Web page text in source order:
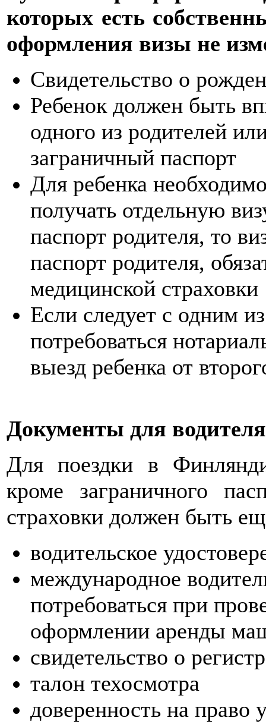
которых есть
оформления визы не
Свидетельство о
Ребенок должен быть
одного из родителей
заграничный паспорт
Для ребенка
получать отдельную
паспорт родителя, то
паспорт родителя,
медицинской страховки
Если следует с одним
потребоваться
выезд ребенка от
Документы для водителя
Для поездки в
кроме заграничного
страховки должен быть
водительское
международное
потребоваться при
оформлении аренды
свидетельство о
талон техосмотра
доверенность на право